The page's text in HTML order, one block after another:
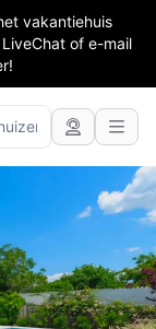
vakantiehuis
of e-mail